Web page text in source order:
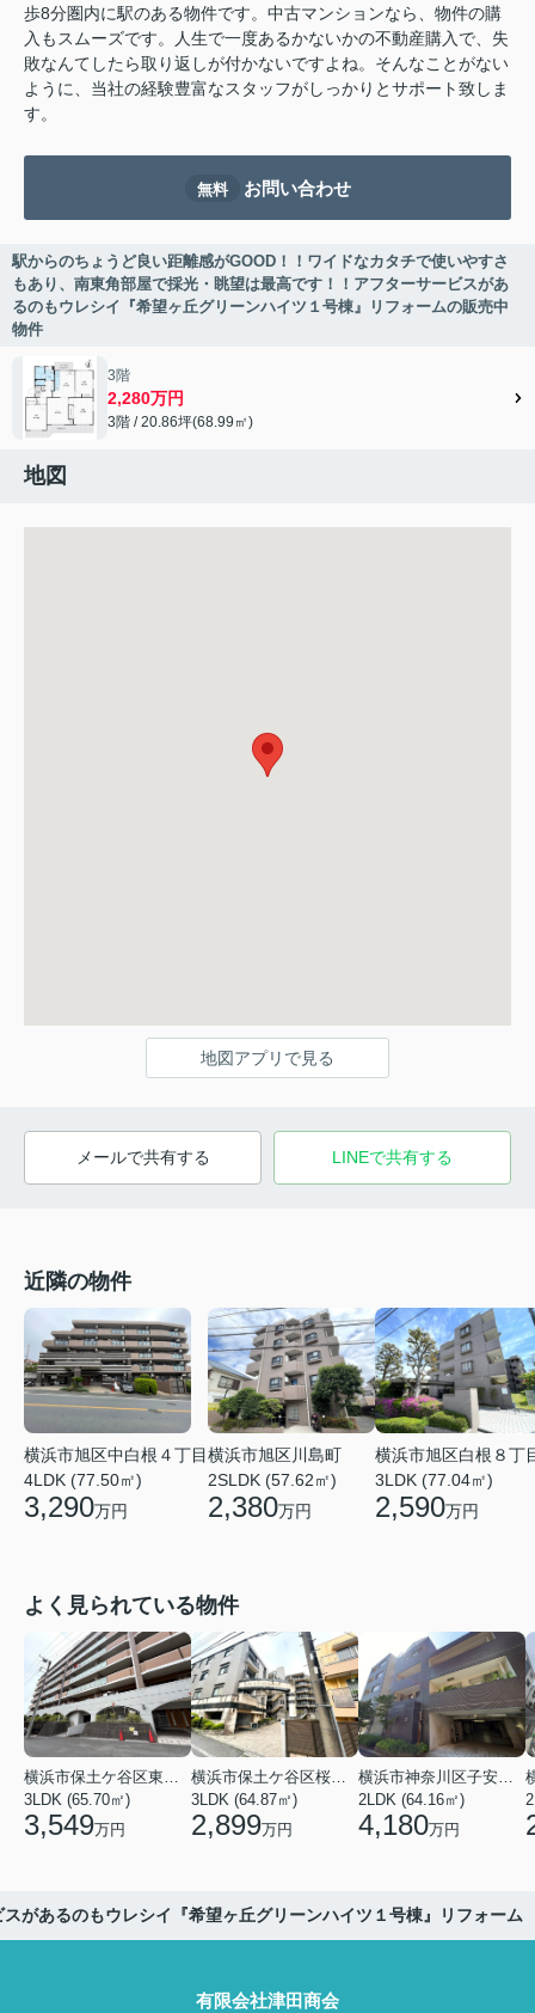
歩8分圏内に駅のある物件です。中古マンションなら、物件の購
入もスムーズです。人生で一度あるかないかの不動産購入で、失
敗なんてしたら取り返しが付かないですよね。そんなことがない
ように、当社の経験豊富なスタッフがしっかりとサポート致しま
す。
無料 お問い合わせ
駅からのちょうど良い距離感がGOOD！！ワイドなカタチで使いやすさ
もあり、南東角部屋で採光・眺望は最高です！！アフターサービスがあ
るのもウレシイ『希望ヶ丘グリーンハイツ１号棟』リフォームの販売中
物件
3階
2,280万円
3階 / 20.86坪(68.99㎡)
地図
地図アプリで見る
メールで共有する LINEで共有する
近隣の物件
横浜市旭区中白根４丁目
4LDK (77.50㎡)
3,290万円
横浜市旭区川島町
2SLDK (57.62㎡)
2,380万円
横浜市旭区白根８丁
3LDK (77.04㎡)
2,590万円
よく見られている物件
横浜市保土ケ谷区東川島町
3LDK (65.70㎡)
3,549万円
横浜市保土ケ谷区桜ケ丘２丁目
3LDK (64.87㎡)
2,899万円
横浜市神奈川区子安台２丁目
2LDK (64.16㎡)
4,180万円
があるのもウレシイ『希望ヶ丘グリーンハイツ１号棟』リフォーム
有限会社津田商会